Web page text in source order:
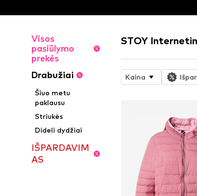
Visos
pasiūlymo
prekės
Drabužiai
Šiuo metu
paklausu
Striukės
Dideli dydžiai
IŠPARDAVIM
AS
STOY
Kaina